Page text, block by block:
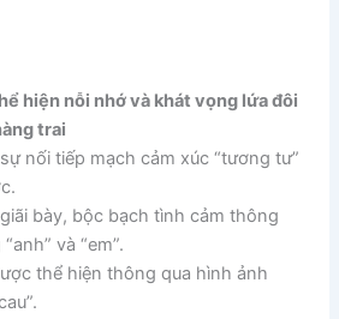
hiện nỗi nhớ và khát vọng lứa đôi
trai
nối tiếp mạch cảm xúc “tương tư”
bày, bộc bạch tình cảm thông
và “em”.
thể hiện thông qua hình ảnh